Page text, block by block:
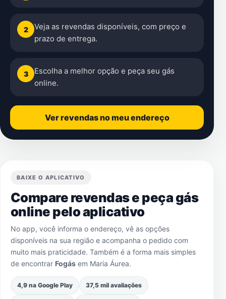
2
Veja as revendas disponíveis, com preço e
prazo de entrega.
3
Escolha a melhor opção e peça seu gás
online.
Ver revendas no meu endereço
BAIXE O APLICATIVO
Compare revendas e peça gás
online pelo aplicativo
No app, você informa o endereço, vê as opções
disponíveis na sua região e acompanha o pedido com
muito mais praticidade. Também é a forma mais simples
de encontrar Fogás em Maria Áurea.
4,9 na Google Play 37,5 mil avaliações